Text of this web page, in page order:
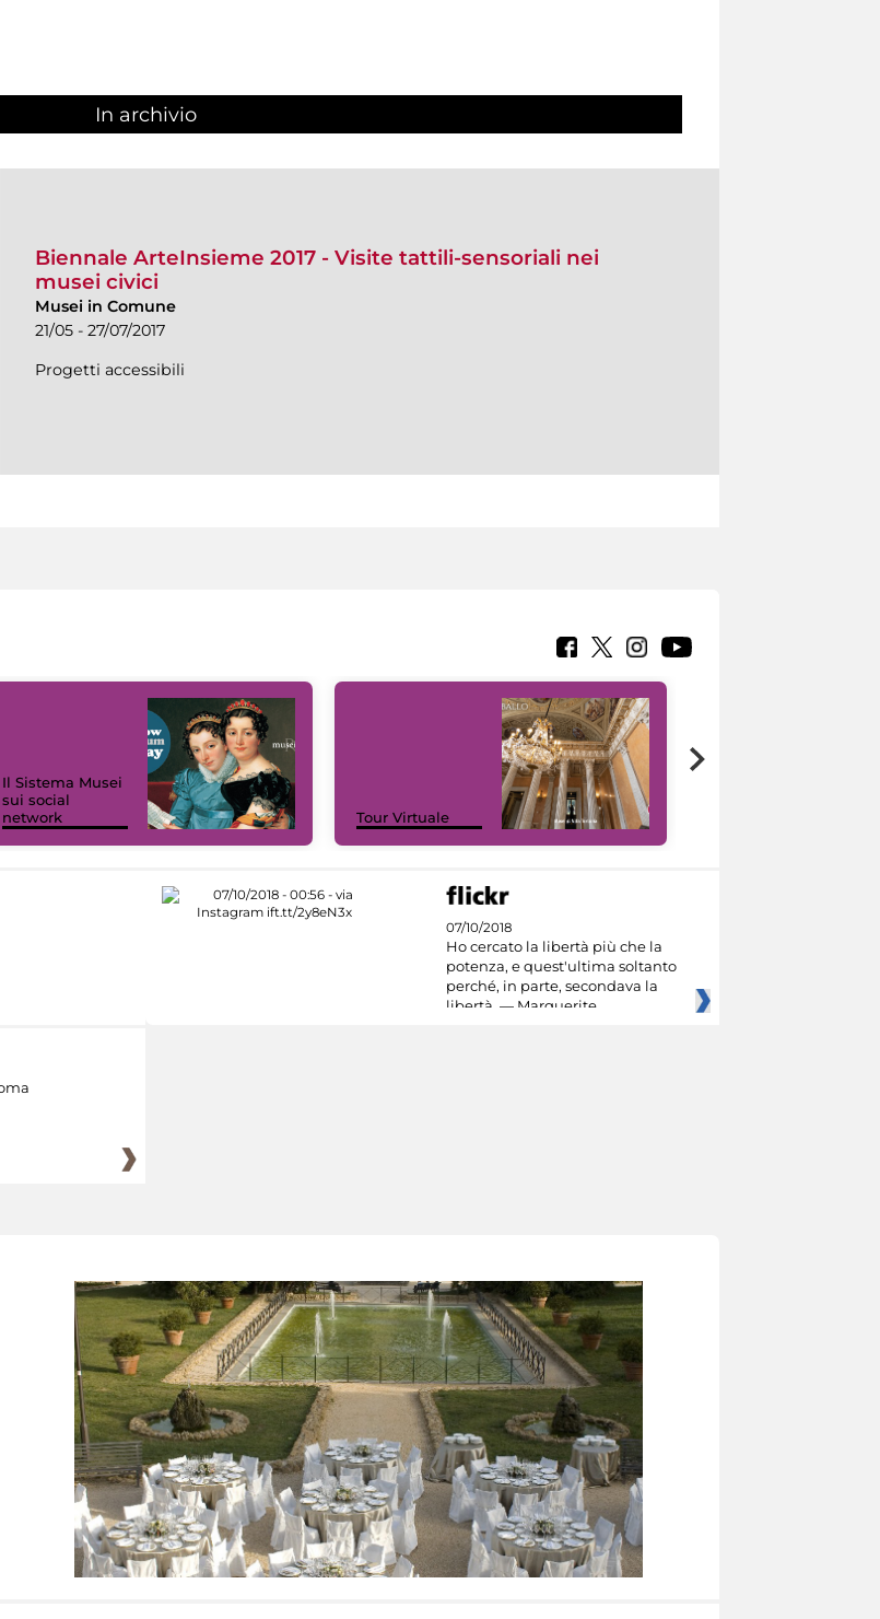
In archivio
Biennale ArteInsieme 2017 - Visite tattili-sensoriali nei
musei civici
Musei in Comune
21/05 - 27/07/2017
Progetti accessibili
Il Sistema Musei
sui social
network
Tour Virtuale
07/10/2018
Ho cercato la libertà più che la
potenza, e quest'ultima soltanto
perché, in parte, secondava la
libertà. — Marguerite